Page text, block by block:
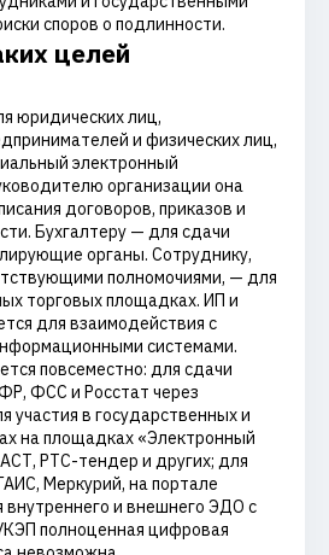
споров о подлинности.
целей
юридических лиц,
и физических лиц,
электронный
организации она
договоров, приказов и
Бухгалтеру — для сдачи
органы. Сотруднику,
полномочиями, — для
торговых площадках. ИП и
для взаимодействия с
системами.
повсеместно: для сдачи
ФСС и Росстат через
участия в государственных и
на площадках «Электронный
РТС-тендер и других; для
Меркурий, на портале
внутреннего и внешнего ЭДО с
полноценная цифровая